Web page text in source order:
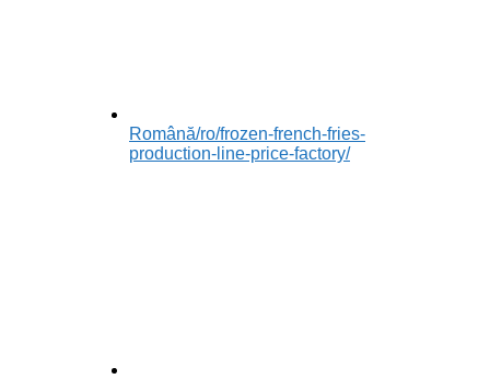
Română/ro/frozen-french-fries-
production-line-price-factory/